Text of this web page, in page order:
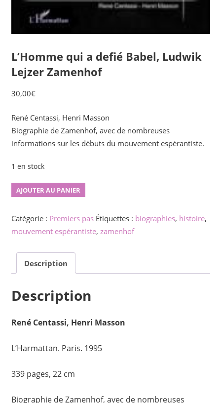
L’Homme qui a defié Babel, Ludwik
Lejzer Zamenhof
30,00€
René Centassi, Henri Masson
Biographie de Zamenhof, avec de nombreuses
informations sur les débuts du mouvement espérantiste.
1 en stock
quantité
L'Homme
defié
Babel,
Lejzer
Zamenhof
AJOUTER AU PANIER
Catégorie : Premiers pas Étiquettes : biographies, histoire,
mouvement espérantiste, zamenhof
Description
Description
René Centassi, Henri Masson
L’Harmattan. Paris. 1995
339 pages, 22 cm
Biographie de Zamenhof, avec de nombreuses